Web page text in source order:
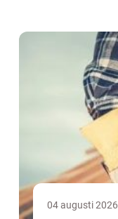
04 augusti 2026